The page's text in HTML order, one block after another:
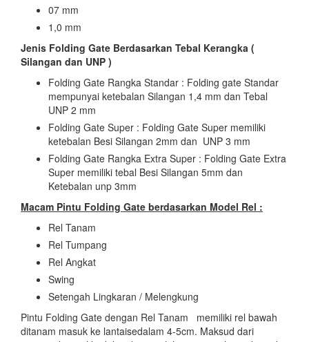
07 mm
1,0 mm
Jenis Folding Gate Berdasarkan Tebal Kerangka (
Silangan dan UNP )
Folding Gate Rangka Standar : Folding gate Standar
mempunyai ketebalan Silangan 1,4 mm dan Tebal
UNP 2 mm
Folding Gate Super : Folding Gate Super memiliki
ketebalan Besi Silangan 2mm dan UNP 3 mm
Folding Gate Rangka Extra Super : Folding Gate Extra
Super memiliki tebal Besi Silangan 5mm dan
Ketebalan unp 3mm
Macam Pintu Folding Gate berdasarkan Model Rel :
Rel Tanam
Rel Tumpang
Rel Angkat
Swing
Setengah Lingkaran / Melengkung
Pintu Folding Gate dengan Rel Tanam memiliki rel bawah
ditanam masuk ke lantaisedalam 4-5cm. Maksud dari